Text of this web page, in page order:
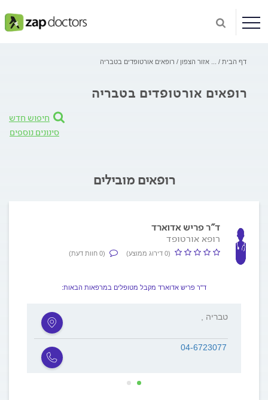
דף הבית אזור הצפון רופאים אורטופדים בטבריה
רופאים אורטופדים בטבריה
חיפוש חדש
סינונים נוספים
רופאים מובילים
ד"ר פריש אדוארד
רופא אורטופד
(0 דירוג ממוצע) (0 חוות דעת)
ד"ר פריש אדוארד מקבל מטופלים במרפאות הבאות:
, טבריה
04-6723077